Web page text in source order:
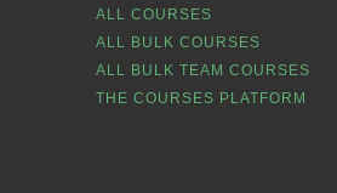
ALL COURSES
ALL BULK COURSES
ALL BULK TEAM COURSES
THE COURSES PLATFORM